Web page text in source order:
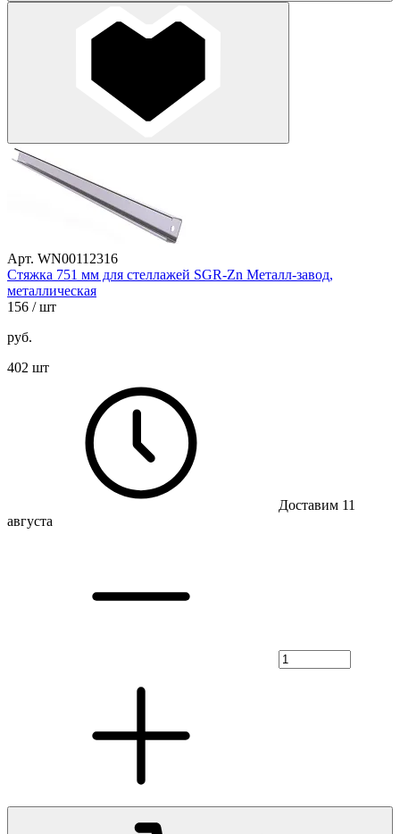
Арт. WN00112316
Стяжка 751 мм для стеллажей SGR-Zn Металл-завод,
металлическая
156 / шт
руб.
402 шт
Доставим 11
августа